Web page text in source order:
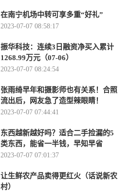
在南宁机场中转可享多重“好礼”
2023-07-07 08:58:17
振华科技：连续3日融资净买入累计
1268.99万元（07-06）
2023-07-07 08:24:54
张雨绮早年和摄影师也有关系！合照
流出后，网友急了造型辣眼睛！
2023-07-07 07:44:41
东西越新越好吗？适合二手捡漏的5
类东西，能省一半钱，早知早省
2023-07-07 07:01:37
让生鲜农产品卖得更红火（话说新农
村）